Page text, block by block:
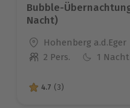
Bubble-
Nacht)
Standort
Hohenberg a.d.Eger
Anzahl der Teilnehmer
2 Pers. 1 Nacht
4.7 von 5 Sternen
4.7 (3)